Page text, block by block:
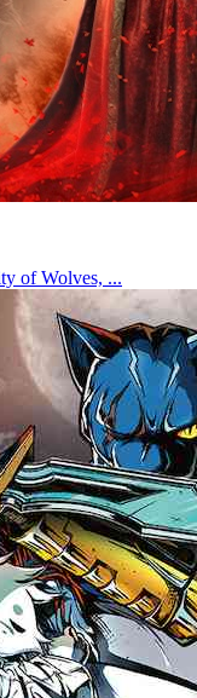
of Wolves, ...